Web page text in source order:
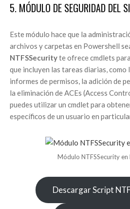
5. MÓDULO DE SEGURIDAD DEL
Este módulo hace que la
archivos y carpetas en Powershell
NTFSSecurityte ofrece cmdlets
que incluyen las tareas diarias, como
informes de permisos, la adición de
la eliminación de ACEs (Access
puedes utilizar un cmdlet para
específicos de un usuario en
Módulo NTFSSecurity en
Descargar Script